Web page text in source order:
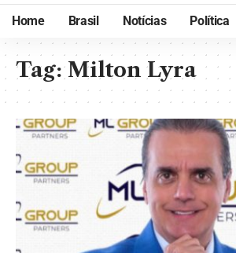
Home Brasil Notícias Política
Tag:Milton Lyra